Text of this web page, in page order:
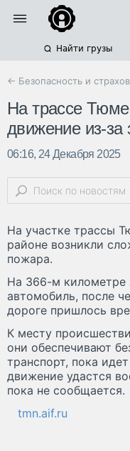
Найти грузы
← Безопасность и
На трассе
движение из-
06:16, 24 Декабря 2025
На участке трассы
районе возникли
пожара.
На 366-м километре
автомобиль, после
дороге пришлось
К месту
они обеспечивают
транспорт, пока
движение удастся
пока не сообщается.
tmn.aif.ru